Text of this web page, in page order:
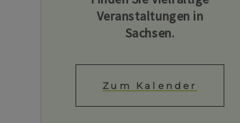
Veranstaltungen in
Sachsen.
Zum Kalender